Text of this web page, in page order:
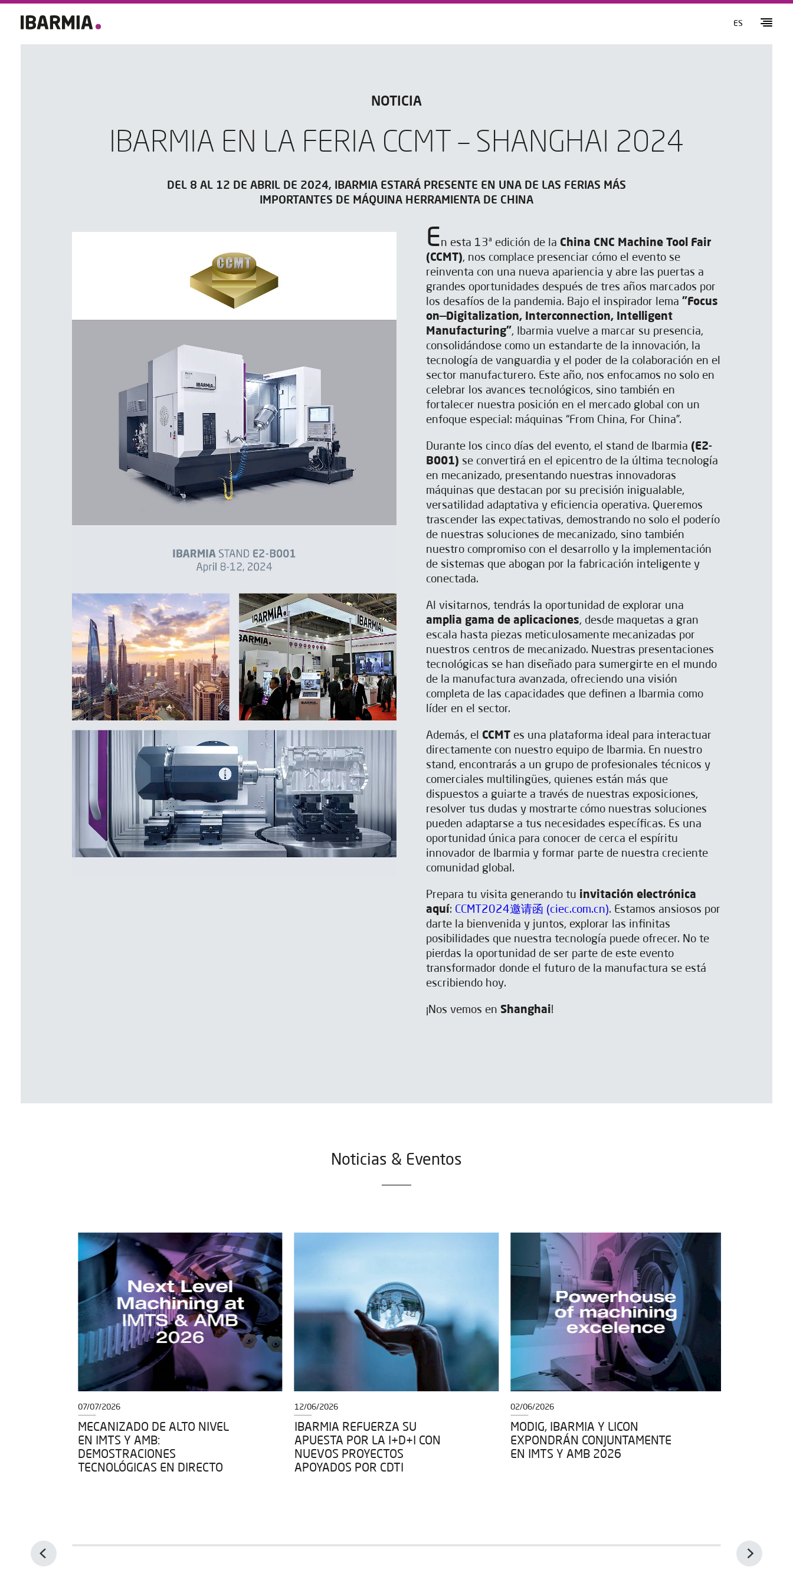
ES
NOTICIA
IBARMIA EN LA FERIA CCMT – SHANGHAI 2024
DEL 8 AL 12 DE ABRIL DE 2024, IBARMIA ESTARÁ PRESENTE EN UNA DE LAS FERIAS MÁS
IMPORTANTES DE MÁQUINA HERRAMIENTA DE CHINA
En esta 13ª edición de la China CNC Machine Tool Fair
(CCMT), nos complace presenciar cómo el evento se
reinventa con una nueva apariencia y abre las puertas a
grandes oportunidades después de tres años marcados por
los desafíos de la pandemia. Bajo el inspirador lema "Focus
on—Digitalization, Interconnection, Intelligent
Manufacturing", Ibarmia vuelve a marcar su presencia,
consolidándose como un estandarte de la innovación, la
tecnología de vanguardia y el poder de la colaboración en el
sector manufacturero. Este año, nos enfocamos no solo en
celebrar los avances tecnológicos, sino también en
fortalecer nuestra posición en el mercado global con un
enfoque especial: máquinas “From China, For China”.
Durante los cinco días del evento, el stand de Ibarmia (E2-
B001) se convertirá en el epicentro de la última tecnología
en mecanizado, presentando nuestras innovadoras
máquinas que destacan por su precisión inigualable,
versatilidad adaptativa y eficiencia operativa. Queremos
trascender las expectativas, demostrando no solo el poderío
de nuestras soluciones de mecanizado, sino también
nuestro compromiso con el desarrollo y la implementación
de sistemas que abogan por la fabricación inteligente y
conectada.
Al visitarnos, tendrás la oportunidad de explorar una
amplia gama de aplicaciones, desde maquetas a gran
escala hasta piezas meticulosamente mecanizadas por
nuestros centros de mecanizado. Nuestras presentaciones
tecnológicas se han diseñado para sumergirte en el mundo
de la manufactura avanzada, ofreciendo una visión
completa de las capacidades que definen a Ibarmia como
líder en el sector.
Además, el CCMT es una plataforma ideal para interactuar
directamente con nuestro equipo de Ibarmia. En nuestro
stand, encontrarás a un grupo de profesionales técnicos y
comerciales multilingües, quienes están más que
dispuestos a guiarte a través de nuestras exposiciones,
resolver tus dudas y mostrarte cómo nuestras soluciones
pueden adaptarse a tus necesidades específicas. Es una
oportunidad única para conocer de cerca el espíritu
innovador de Ibarmia y formar parte de nuestra creciente
comunidad global.
Prepara tu visita generando tu invitación electrónica
aquí: CCMT2024邀请函 (ciec.com.cn). Estamos ansiosos por
darte la bienvenida y juntos, explorar las infinitas
posibilidades que nuestra tecnología puede ofrecer. No te
pierdas la oportunidad de ser parte de este evento
transformador donde el futuro de la manufactura se está
escribiendo hoy.
¡Nos vemos en Shanghai!
Noticias & Eventos
07/07/2026
MECANIZADO DE ALTO NIVEL
EN IMTS Y AMB:
DEMOSTRACIONES
TECNOLÓGICAS EN DIRECTO
12/06/2026
IBARMIA REFUERZA SU
APUESTA POR LA I+D+I CON
NUEVOS PROYECTOS
APOYADOS POR CDTI
02/06/2026
MODIG, IBARMIA Y LICON
EXPONDRÁN CONJUNTAMENTE
EN IMTS Y AMB 2026